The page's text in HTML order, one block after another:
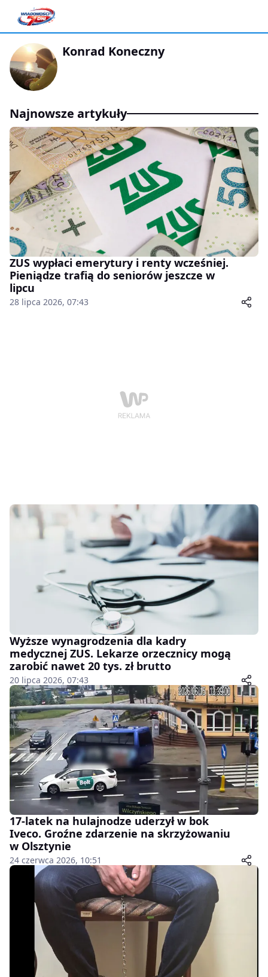
Konrad Koneczny
Najnowsze artykuły
ZUS wypłaci emerytury i renty wcześniej.
Pieniądze trafią do seniorów jeszcze w
lipcu
28 lipca 2026, 07:43
Wyższe wynagrodzenia dla kadry
medycznej ZUS. Lekarze orzecznicy mogą
zarobić nawet 20 tys. zł brutto
20 lipca 2026, 07:43
17-latek na hulajnodze uderzył w bok
Iveco. Groźne zdarzenie na skrzyżowaniu
w Olsztynie
24 czerwca 2026, 10:51